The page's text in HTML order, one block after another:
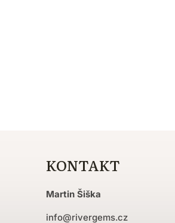
KONTAKT
Martin Šiška
info@rivergems.cz